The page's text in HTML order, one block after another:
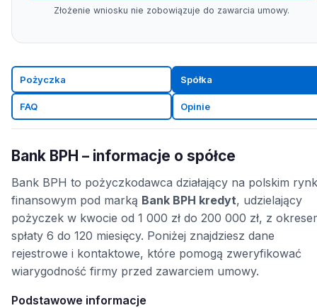
Złożenie wniosku nie zobowiązuje do zawarcia umowy.
Pożyczka Spółka
FAQ Opinie
Bank BPH – informacje o spółce
Bank BPH to pożyczkodawca działający na polskim
finansowym pod marką Bank BPH kredyt, udzielający
pożyczek w kwocie od 1 000 zł do 200 000 zł, z
spłaty 6 do 120 miesięcy. Poniżej znajdziesz dane
rejestrowe i kontaktowe, które pomogą zweryfikować
wiarygodność firmy przed zawarciem umowy.
Podstawowe informacje